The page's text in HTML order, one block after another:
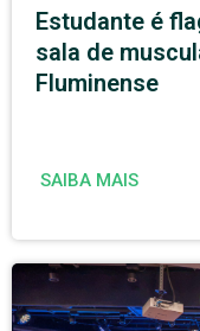
Estudante é
sala de
Fluminense
SAIBA MAIS